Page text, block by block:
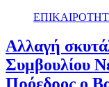
Αλλαγή
Συμβουλίου